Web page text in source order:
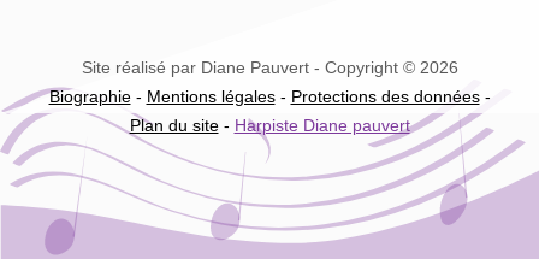
Site réalisé par Diane Pauvert - Copyright © 2026
Biographie- Mentions légales- Protections des données-
Plan du site- Harpiste Diane pauvert